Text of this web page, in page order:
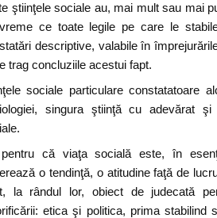
ştiinţele sociale au, mai mult sau mai
ce toate legile pe care le
descriptive, valabile în
trag concluziile acestui fapt.
sociale particulare constatatoare
singura ştiinţă cu adevărat
că viaţa socială este, în
o tendinţă, o atitudine faţă de
la rândul lor, obiect de judecată
etica şi politica, prima stabilind